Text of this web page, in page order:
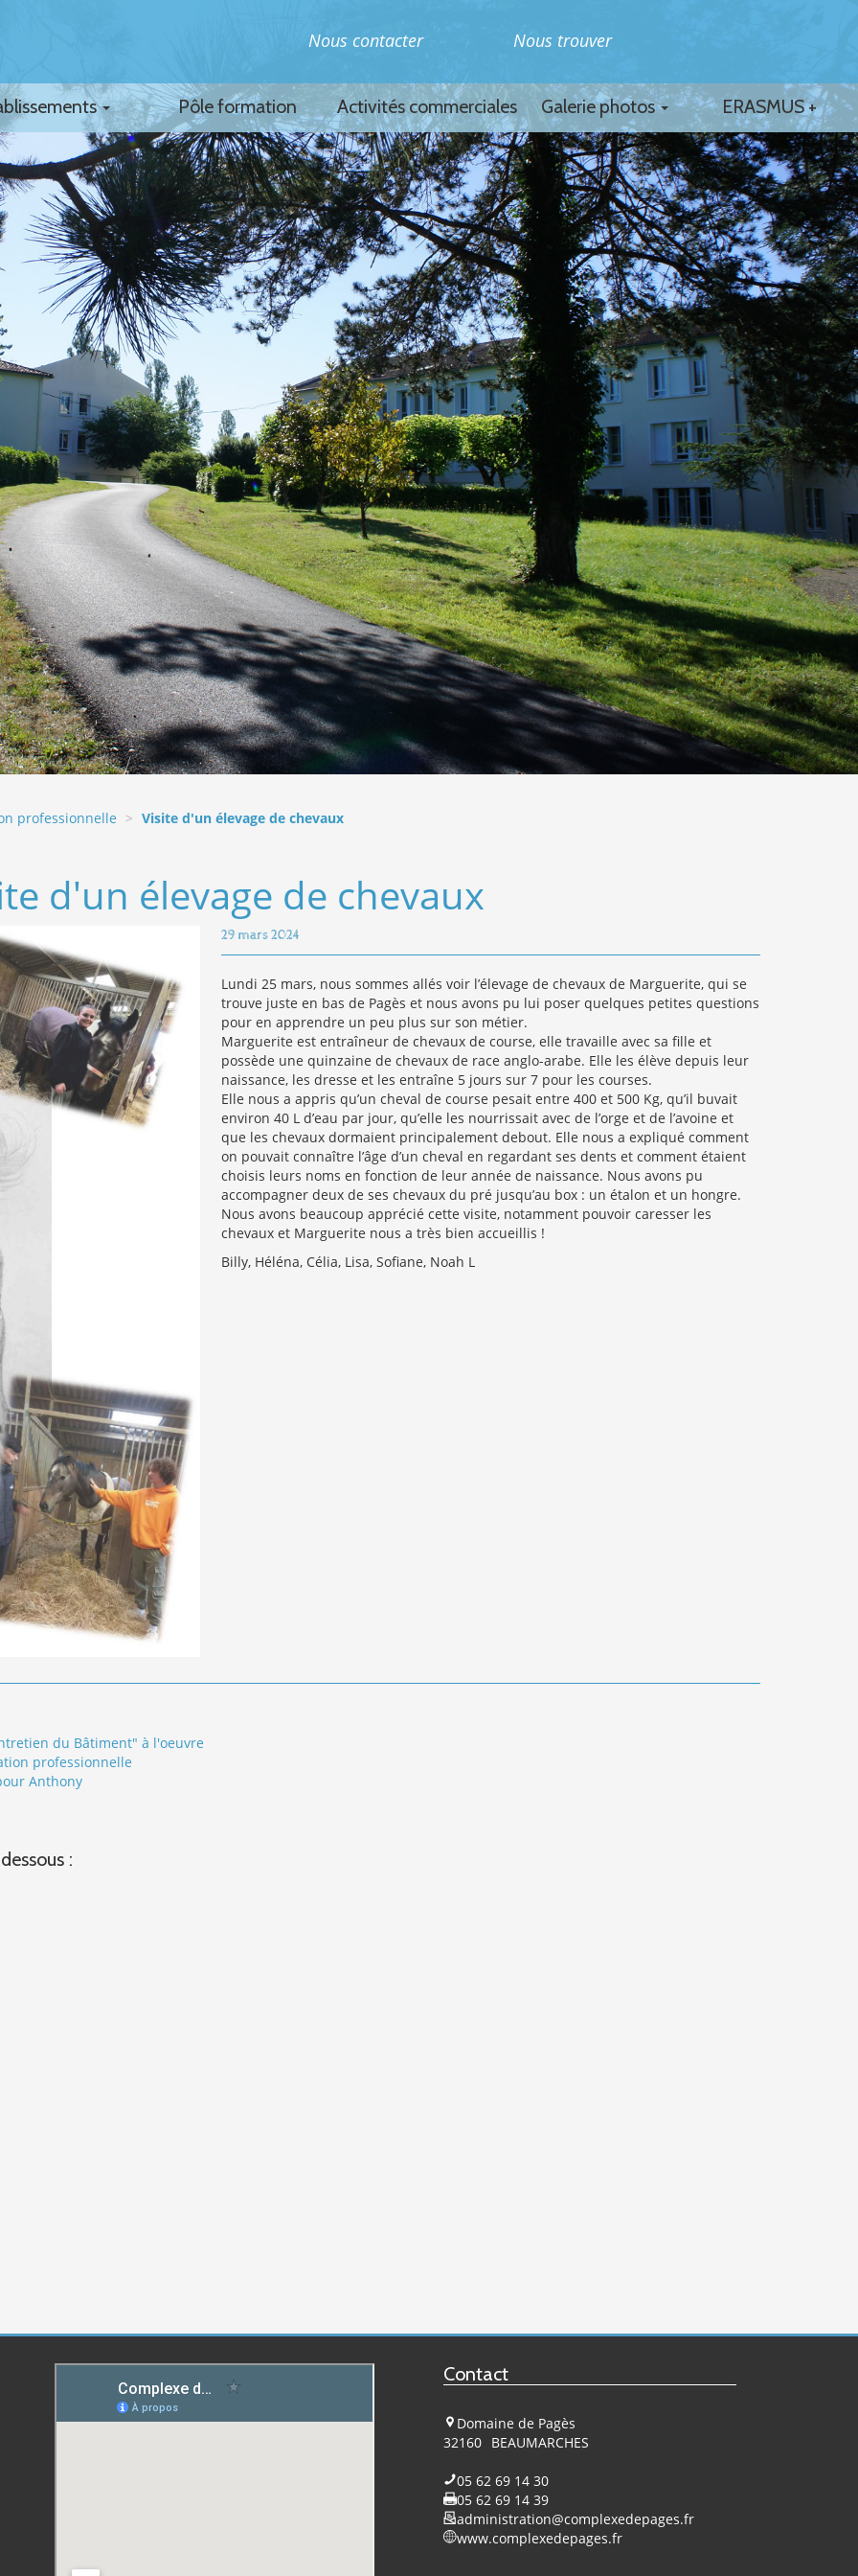
Nous contacter Nous trouver
Pôle formation Activités commerciales Galerie photos ERASMUS +
professionnelle Visite d'un élevage de chevaux
d'un élevage de chevaux
29 mars 2024
Lundi 25 mars, nous sommes allés voir l’élevage de chevaux de Marguerite, qui se
trouve juste en bas de Pagès et nous avons pu lui poser quelques petites questions
pour en apprendre un peu plus sur son métier.
Marguerite est entraîneur de chevaux de course, elle travaille avec sa fille et
possède une quinzaine de chevaux de race anglo-arabe. Elle les élève depuis leur
naissance, les dresse et les entraîne 5 jours sur 7 pour les courses.
Elle nous a appris qu’un cheval de course pesait entre 400 et 500 Kg, qu’il buvait
environ 40 L d’eau par jour, qu’elle les nourrissait avec de l’orge et de l’avoine et
que les chevaux dormaient principalement debout. Elle nous a expliqué comment
on pouvait connaître l’âge d’un cheval en regardant ses dents et comment étaient
choisis leurs noms en fonction de leur année de naissance. Nous avons pu
accompagner deux de ses chevaux du pré jusqu’au box : un étalon et un hongre.
Nous avons beaucoup apprécié cette visite, notamment pouvoir caresser les
chevaux et Marguerite nous a très bien accueillis !
Billy, Héléna, Célia, Lisa, Sofiane, Noah L
du Bâtiment" à l'oeuvre
professionnelle
Anthony
:
Contact
Domaine de Pagès
32160 BEAUMARCHES
05 62 69 14 30
05 62 69 14 39
administration@complexedepages.fr
www.complexedepages.fr